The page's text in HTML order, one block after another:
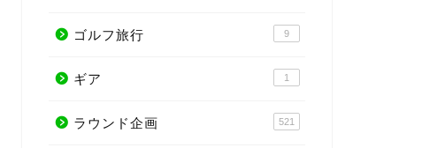
ゴルフ旅行 9
ギア 1
ラウンド企画 521